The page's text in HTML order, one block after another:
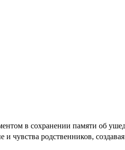
в сохранении памяти об
чувства родственников,